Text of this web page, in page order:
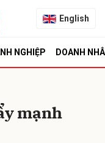
English
NGHIỆP DOANH
mạnh